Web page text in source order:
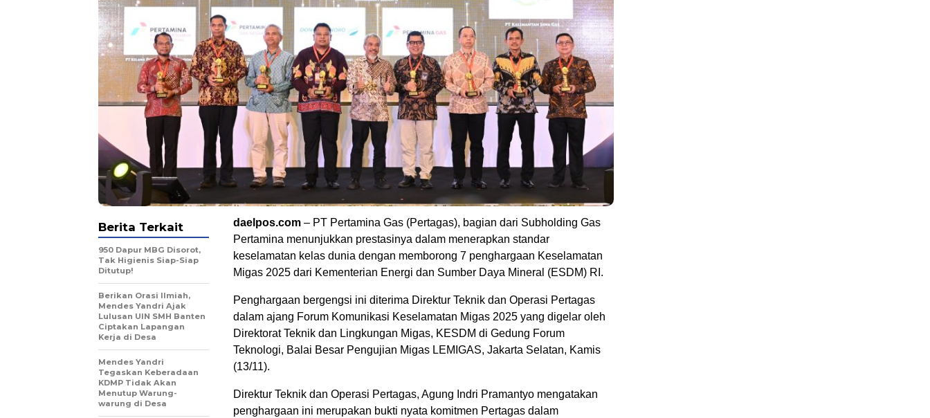
daelpos.com – PT Pertamina Gas (Pertagas), bagian dari Subholding Gas
Pertamina menunjukkan prestasinya dalam menerapkan standar
keselamatan kelas dunia dengan memborong 7 penghargaan Keselamatan
Migas 2025 dari Kementerian Energi dan Sumber Daya Mineral (ESDM) RI.
Penghargaan bergengsi ini diterima Direktur Teknik dan Operasi Pertagas
dalam ajang Forum Komunikasi Keselamatan Migas 2025 yang digelar oleh
Direktorat Teknik dan Lingkungan Migas, KESDM di Gedung Forum
Teknologi, Balai Besar Pengujian Migas LEMIGAS, Jakarta Selatan, Kamis
(13/11).
Direktur Teknik dan Operasi Pertagas, Agung Indri Pramantyo mengatakan
penghargaan ini merupakan bukti nyata komitmen Pertagas dalam
Berita Terkait
950 Dapur MBG Disorot,
Tak Higienis Siap-Siap
Ditutup!
Berikan Orasi Ilmiah,
Mendes Yandri Ajak
Lulusan UIN SMH Banten
Ciptakan Lapangan
Kerja di Desa
Mendes Yandri
Tegaskan Keberadaan
KDMP Tidak Akan
Menutup Warung-
warung di Desa